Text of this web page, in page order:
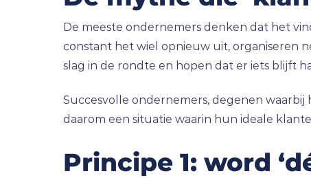
De meeste ondernemers denken dat het
constant het wiel opnieuw uit, organiseren
slag in de rondte en hopen dat er iets blijft
Succesvolle ondernemers, degenen
daarom een situatie waarin hun ideale
Principe 1: word